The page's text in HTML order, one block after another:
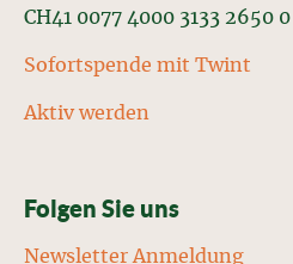
CH41 0077 4000 3133 2650 0
Sofortspende mit Twint
Aktiv werden
Folgen Sie uns
Newsletter Anmeldung